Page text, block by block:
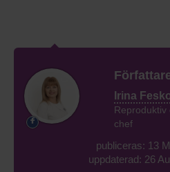
Irina
Reproduktiv
chef
publiceras: 13
uppdaterad: 26